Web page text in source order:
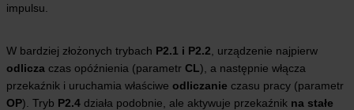
impulsu.
W bardziej złożonych trybach P2.1 i P2.2 , urządzenie najpierw
odlicza czas opóźnienia (parametr CL), a następnie włącza
przekaźnik i uruchamia właściwe odliczanie czasu pracy (parametr
OP). Tryb P2.4 działa podobnie, ale aktywuje przekaźnik na stałe